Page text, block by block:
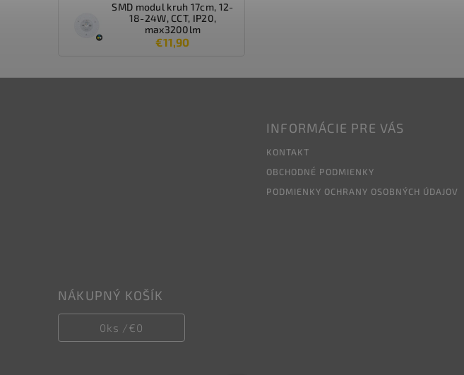
SMD modul kruh 17cm, 12-
18-24W, CCT, IP20,
max3200lm
€11,90
INFORMÁCIE PRE VÁS
KONTAKT
OBCHODNÉ PODMIENKY
PODMIENKY OCHRANY OSOBNÝCH ÚDAJOV
NÁKUPNÝ KOŠÍK
0ks /€0